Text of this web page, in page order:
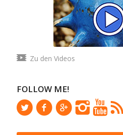
Zu den Videos
FOLLOW ME!